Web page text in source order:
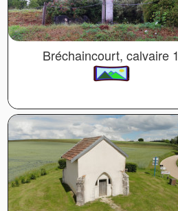
Bréchaincourt, calvaire 1